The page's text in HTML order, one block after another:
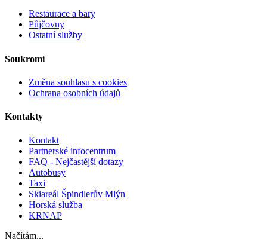
Restaurace a bary
Půjčovny
Ostatní služby
Soukromí
Změna souhlasu s cookies
Ochrana osobních údajů
Kontakty
Kontakt
Partnerské infocentrum
FAQ - Nejčastější dotazy
Autobusy
Taxi
Skiareál Špindlerův Mlýn
Horská služba
KRNAP
Načítám...